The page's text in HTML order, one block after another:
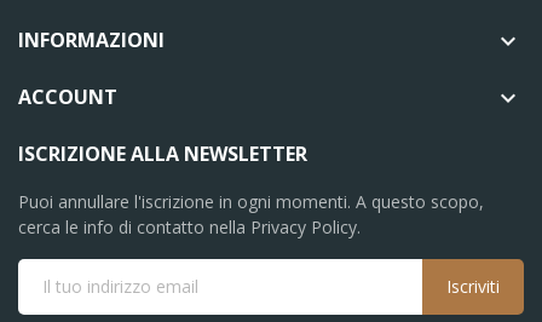
INFORMAZIONI 
ACCOUNT 
ISCRIZIONE ALLA NEWSLETTER
Puoi annullare l'iscrizione in ogni momenti. A questo scopo,
cerca le info di contatto nella Privacy Policy.
Iscriviti